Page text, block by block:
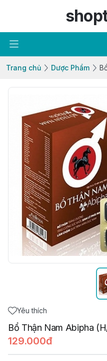
Trang chủ Dược Phẩm
Yêu thích
Bổ Thận Nam Abipha
129.000đ